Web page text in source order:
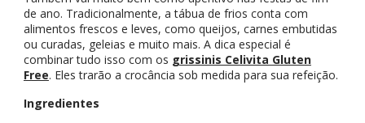
de ano. Tradicionalmente, a tábua de frios conta com
alimentos frescos e leves, como queijos, carnes embutidas
ou curadas, geleias e muito mais. A dica especial é
combinar tudo isso com os grissinis Celivita Gluten
Free. Eles trarão a crocância sob medida para sua refeição.
Ingredientes